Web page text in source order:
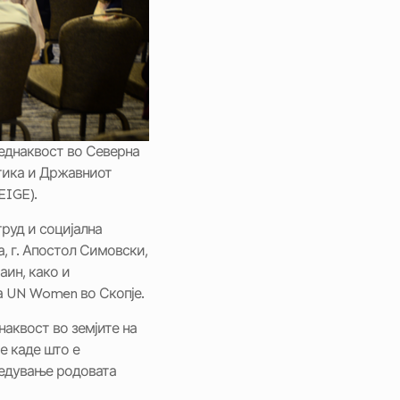
во Северна
и Државниот
и социјална
г. Апостол Симовски,
како и
UN Women во Скопје.
во земјите на
каде што е
родовата